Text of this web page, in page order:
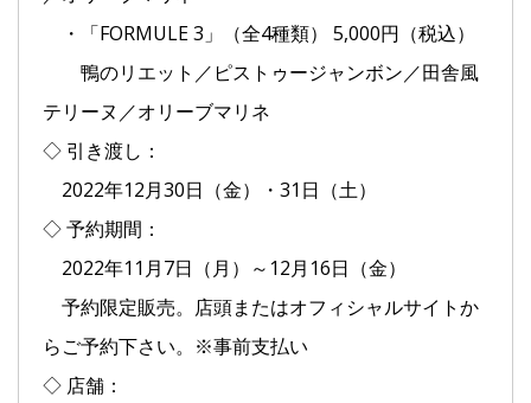
・「FORMULE 3」（全4種類） 5,000円（税込）
鴨のリエット／ピストゥージャンボン／田舎風
テリーヌ／オリーブマリネ
◇ 引き渡し：
2022年12月30日（金）・31日（土）
◇ 予約期間：
2022年11月7日（月）～12月16日（金）
予約限定販売。店頭またはオフィシャルサイトか
らご予約下さい。※事前支払い
◇ 店舗：